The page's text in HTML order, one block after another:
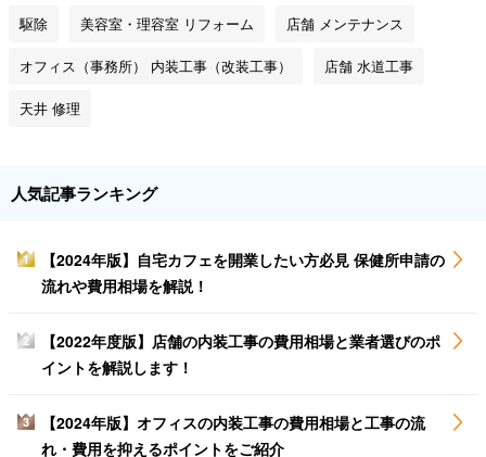
駆除 美容室・理容室 リフォーム 店舗 メンテナンス
オフィス（事務所） 内装工事（改装工事） 店舗 水道工事
天井 修理
人気記事ランキング
1
【2024年版】自宅カフェを開業したい方必見 保健所申請の
流れや費用相場を解説！
2
【2022年度版】店舗の内装工事の費用相場と業者選びのポ
イントを解説します！
3
【2024年版】オフィスの内装工事の費用相場と工事の流
れ・費用を抑えるポイントをご紹介